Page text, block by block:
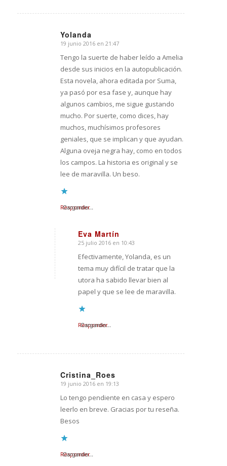
Yolanda
Dice:
19 junio 2016 en 21:47
Tengo la suerte de haber leído a Amelia
desde sus inicios en la autopublicación.
Esta novela, ahora editada por Suma,
ya pasó por esa fase y, aunque hay
algunos cambios, me sigue gustando
mucho. Por suerte, como dices, hay
muchos, muchísimos profesores
geniales, que se implican y que ayudan.
Alguna oveja negra hay, como en todos
los campos. La historia es original y se
lee de maravilla. Un beso.
Cargando...
Responder
Eva Martín
Dice:
25 julio 2016 en 10:43
Efectivamente, Yolanda, es un
tema muy difícil de tratar que la
utora ha sabido llevar bien al
papel y que se lee de maravilla.
Cargando...
Responder
Cristina_Roes
Dice:
19 junio 2016 en 19:13
Lo tengo pendiente en casa y espero
leerlo en breve. Gracias por tu reseña.
Besos
Cargando...
Responder